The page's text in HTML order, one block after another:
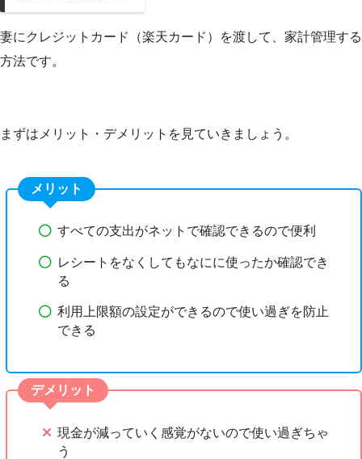
妻にクレジットカード（楽天カード）を渡して、家計管理する
方法です。
まずはメリット・デメリットを見ていきましょう。
メリット
すべての支出がネットで確認できるので便利
レシートをなくしてもなにに使ったか確認でき
る
利用上限額の設定ができるので使い過ぎを防止
できる
デメリット
現金が減っていく感覚がないので使い過ぎちゃ
う